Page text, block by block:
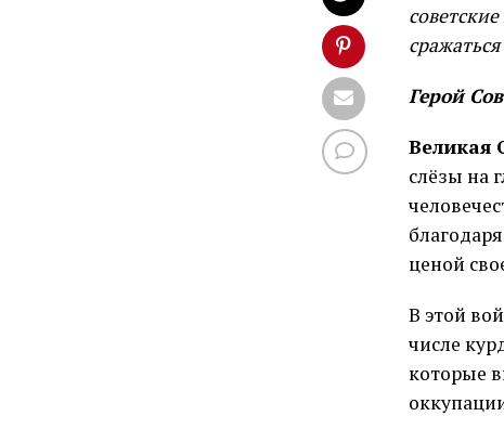
Герой
Великая
слёзы на
ценой
В этой
числе
которые